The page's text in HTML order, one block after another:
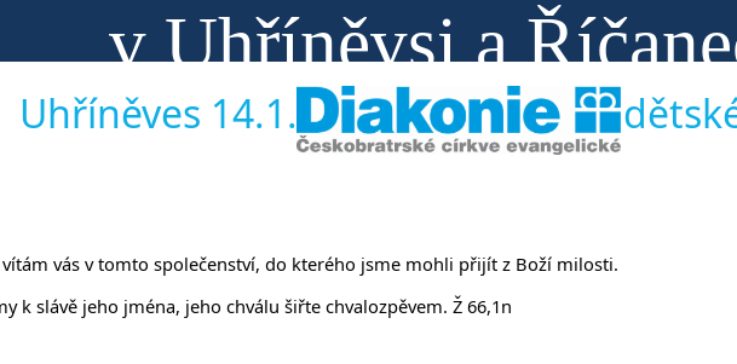
v Uhříněvsi a
Uhříněves 14.1.2018 Mk 14,32-38
vás v tomto společenství, do kterého jsme mohli přijít z Boží milosti.
k slávě jeho jména, jeho chválu šiřte chvalozpěvem. Ž 66,1n